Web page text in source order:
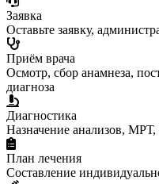
Заявка
Оставьте заявку,
Приём врача
Осмотр, сбор анамнеза,
диагноза
Диагностика
Назначение анализов,
План лечения
Составление